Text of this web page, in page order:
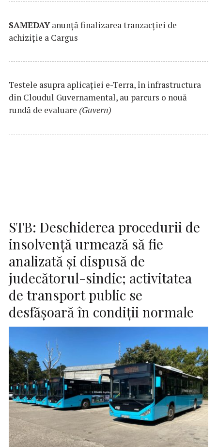
SAMEDAYanunță finalizarea tranzacției de
achiziție a Cargus
Testele asupra aplicaţiei e-Terra, în infrastructura
din Cloudul Guvernamental, au parcurs o nouă
rundă de evaluare (Guvern)
STB: Deschiderea procedurii de
insolvenţă urmează să fie
analizată şi dispusă de
judecătorul-sindic; activitatea
de transport public se
desfăşoară în condiţii normale